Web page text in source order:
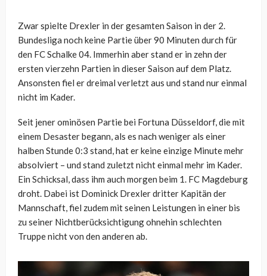
Zwar spielte Drexler in der gesamten Saison in der 2.
Bundesliga noch keine Partie über 90 Minuten durch für
den FC Schalke 04. Immerhin aber stand er in zehn der
ersten vierzehn Partien in dieser Saison auf dem Platz.
Ansonsten fiel er dreimal verletzt aus und stand nur einmal
nicht im Kader.
Seit jener ominösen Partie bei Fortuna Düsseldorf, die mit
einem Desaster begann, als es nach weniger als einer
halben Stunde 0:3 stand, hat er keine einzige Minute mehr
absolviert – und stand zuletzt nicht einmal mehr im Kader.
Ein Schicksal, dass ihm auch morgen beim 1. FC Magdeburg
droht. Dabei ist Dominick Drexler dritter Kapitän der
Mannschaft, fiel zudem mit seinen Leistungen in einer bis
zu seiner Nichtberücksichtigung ohnehin schlechten
Truppe nicht von den anderen ab.